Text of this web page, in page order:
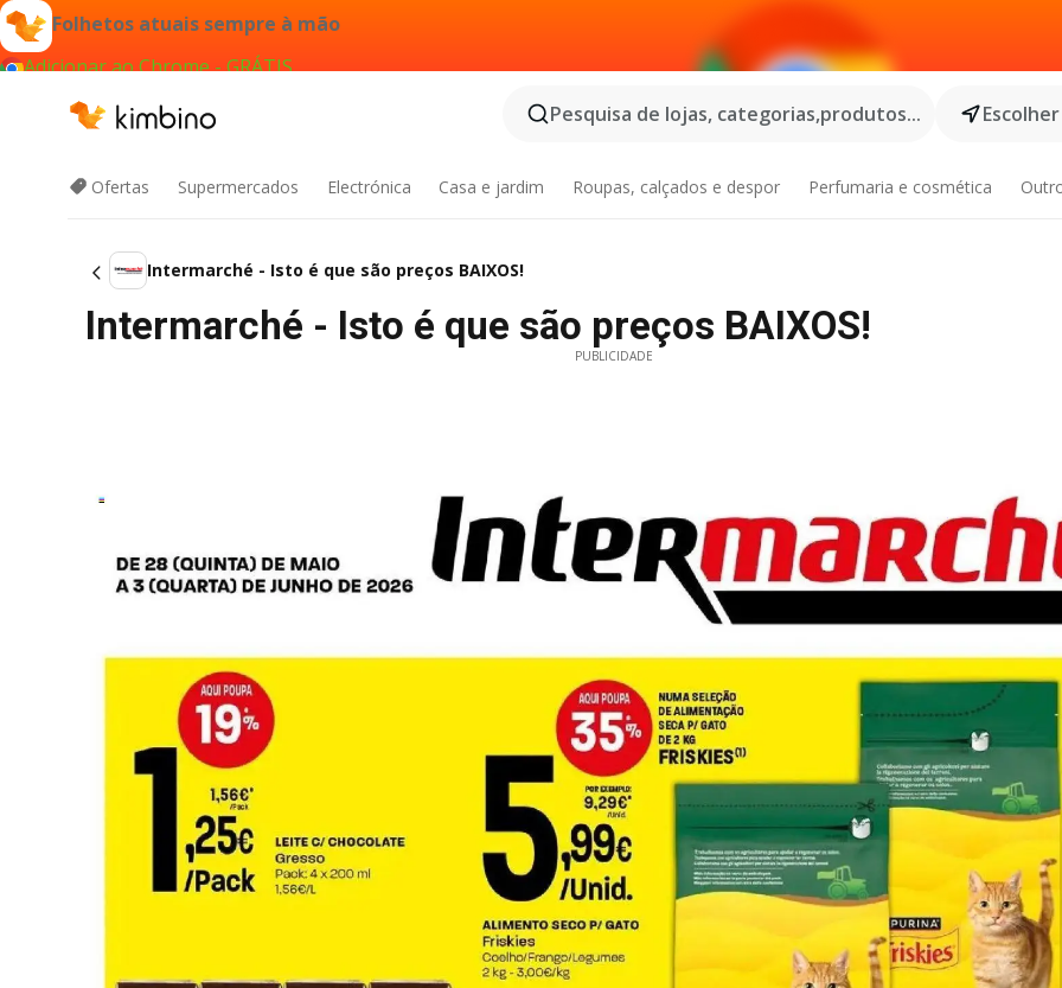
Folhetos atuais sempre à mão
Adicionar ao Chrome - GRÁTIS
Pesquisa de lojas, categorias,produtos...
Ofertas Supermercados Electrónica Casa e jardim Roupas, calçados e despor Perfumaria e cosmética
Intermarché - Isto é que são preços BAIXOS!
Intermarché - Isto é que são preços BAIXOS!
PUBLICIDADE